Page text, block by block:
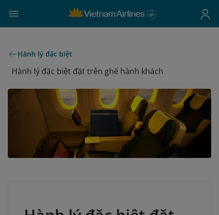
Hành lý đặc biệt
Hành lý đặc biệt đặt trên ghế hành khách